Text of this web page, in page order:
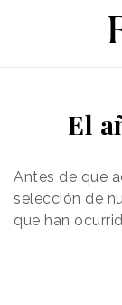
El
Antes de que
selección de
que han